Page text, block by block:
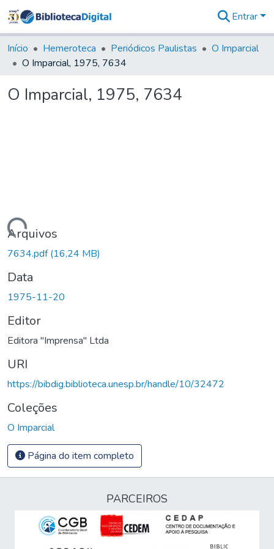
&
Coleções
Tudo na
Digital
Entrar
Início Hemeroteca Periódicos Paulistas
O Imparcial
O Imparcial, 1975, 7634
O Imparcial, 1975, 7634
Carregando...
Arquivos
7634.pdf(16,24 MB)
Data
1975-11-20
Editor
Editora "Imprensa" Ltda
URI
https://bibdig.biblioteca.unesp.br/handle/10/32472
Coleções
O Imparcial
Página do item completo
PARCEIROS